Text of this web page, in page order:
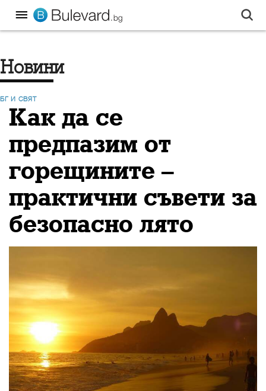
новини
БГ И СВЯТ
Как да се
предпазим от
горещините –
практични съвети за
безопасно лято